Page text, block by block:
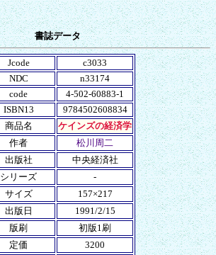
書誌データ
Jcode
c3033
NDC
n33174
code
4-502-60883-1
ISBN13
9784502608834
商品名
ケインズの経済学
作者
松川周二
出版社
中央経済社
シリーズ
-
サイズ
157×217
出版日
1991/2/15
版刷
初版1刷
定価
3200